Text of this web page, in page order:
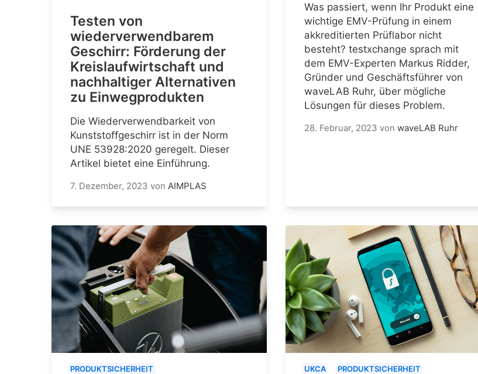
Testen von
wiederverwendbarem
Geschirr: Förderung der
Kreislaufwirtschaft und
nachhaltiger Alternativen
zu Einwegprodukten
Die Wiederverwendbarkeit von
Kunststoffgeschirr ist in der Norm
UNE 53928:2020 geregelt. Dieser
Artikel bietet eine Einführung.
7. Dezember, 2023 von AIMPLAS
Was passiert, wenn Ihr Produkt eine
wichtige EMV-Prüfung in einem
akkreditierten Prüflabor nicht
besteht? testxchange sprach mit
dem EMV-Experten Markus Ridder,
Gründer und Geschäftsführer von
waveLAB Ruhr, über mögliche
Lösungen für dieses Problem.
28. Februar, 2023 von waveLAB Ruhr
PRODUKTSICHERHEIT
UKCA PRODUKTSICHERHEIT